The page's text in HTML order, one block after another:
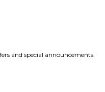
and special announcements.